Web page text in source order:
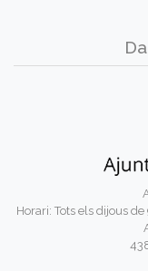
Horari: Tots els dijous